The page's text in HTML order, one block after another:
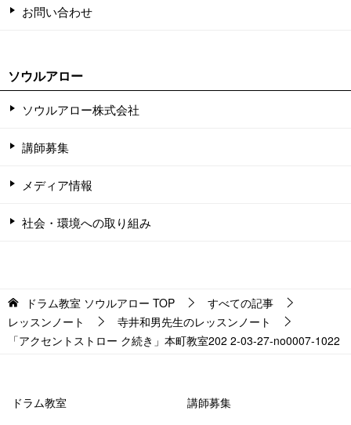
お問い合わせ
ソウルアロー
ソウルアロー株式会社
講師募集
メディア情報
社会・環境への取り組み
ドラム教室 ソウルアロー TOP
すべての記事
レッスンノート
寺井和男先生のレッスンノート
「アクセントストロー ク続き」本町教室202 2-03-27-­no0007-­1022
ドラム教室 講師募集